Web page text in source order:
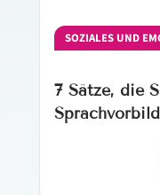
SOZIALES UND
7 Sätze, die